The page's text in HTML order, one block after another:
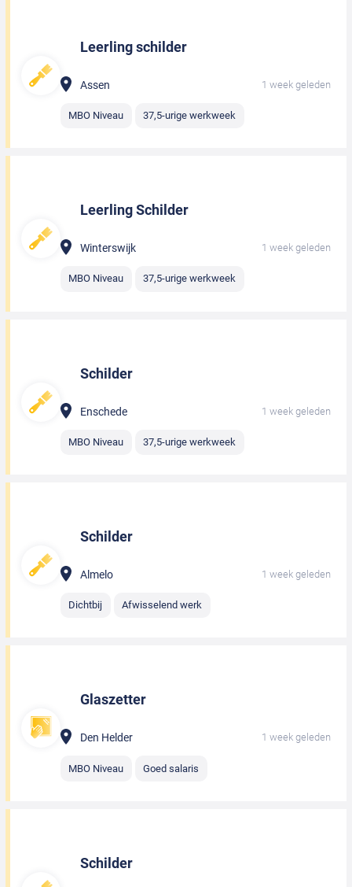
Leerling schilder
Assen 1 week geleden
MBO Niveau 37,5-urige werkweek
Leerling Schilder
Winterswijk 1 week geleden
MBO Niveau 37,5-urige werkweek
Schilder
Enschede 1 week geleden
MBO Niveau 37,5-urige werkweek
Schilder
Almelo 1 week geleden
Dichtbij Afwisselend werk
Glaszetter
Den Helder 1 week geleden
MBO Niveau Goed salaris
Schilder